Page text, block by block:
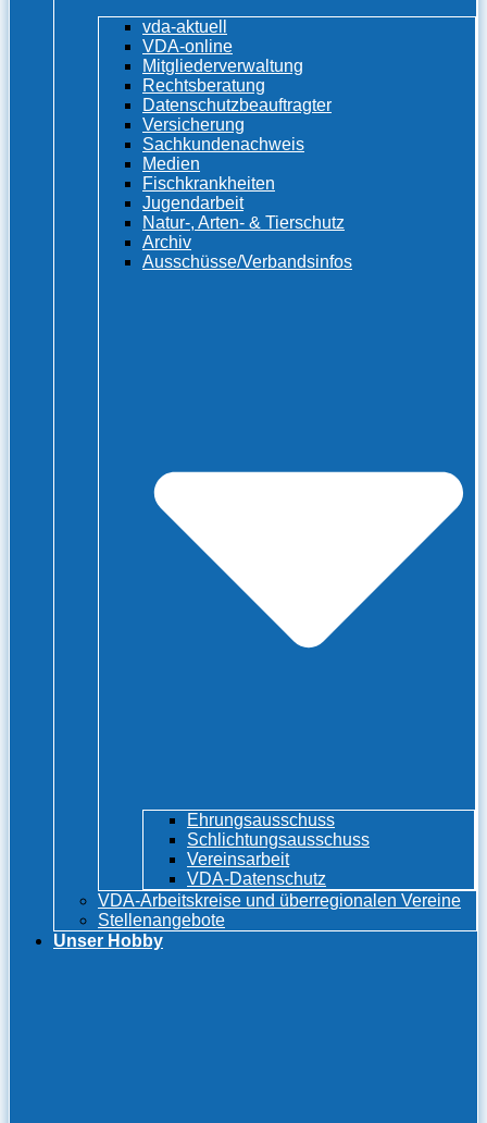
vda-aktuell
VDA-online
Mitgliederverwaltung
Rechtsberatung
Datenschutzbeauftragter
Versicherung
Sachkundenachweis
Medien
Fischkrankheiten
Jugendarbeit
Natur-, Arten- & Tierschutz
Archiv
Ausschüsse/Verbandsinfos
Ehrungsausschuss
Schlichtungsausschuss
Vereinsarbeit
VDA-Datenschutz
VDA-Arbeitskreise und überregionalen Vereine
Stellenangebote
Unser Hobby